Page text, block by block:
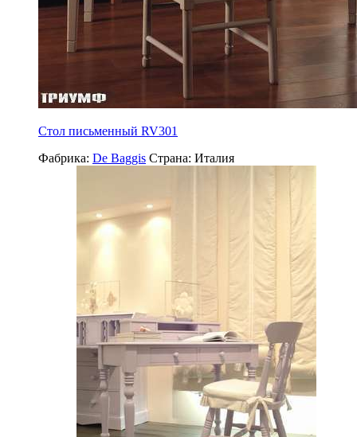
Стол письменный RV301
Фабрика: De Baggis Страна: Италия